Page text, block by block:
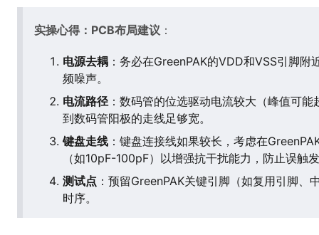
实操心得：PCB布局建议 ：
电源去耦 ：务必在GreenPAK的VDD和VSS引脚
频噪声。
电流路径：数码管的位选驱动电流较大（峰值可
到数码管阳极的走线足够宽。
键盘走线 ：键盘连接线如果较长，考虑在
（如10pF-100pF）以增强抗干扰能力，防止误触
测试点 ：预留GreenPAK关键引脚（如复用引脚
时序。